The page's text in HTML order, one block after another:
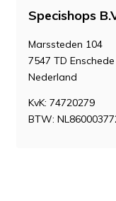
Specishops
Marssteden 104
7547 TD Enschede
Nederland
KvK: 74720279
BTW: